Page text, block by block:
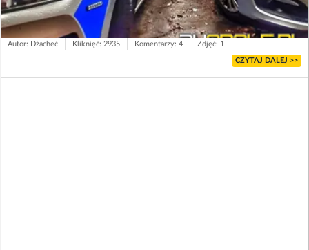
Autor: Dżacheć Kliknięć: 2935 Komentarzy: 4 Zdjęć: 1
CZYTAJ DALEJ >>